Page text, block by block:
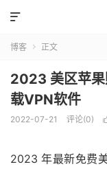

博客  正文
2023 美区苹
载VPN软件
2022-07-21 评论(0)
2023 年最新免费